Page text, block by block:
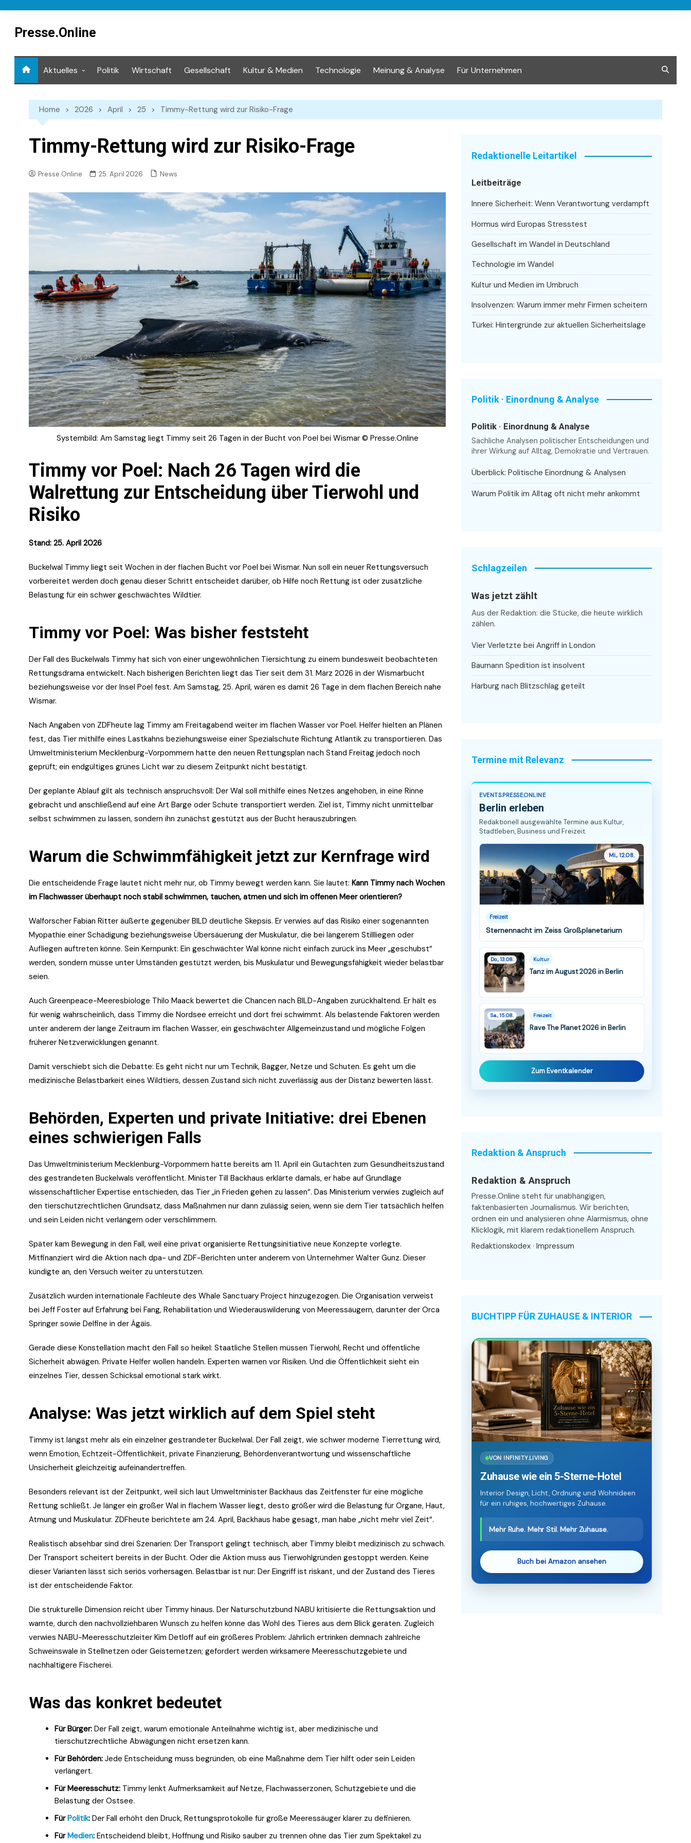
contentPresse.Online
Aktuelles Politik Wirtschaft Gesellschaft Kultur & Medien Technologie Meinung & Analyse Für Unternehmen
Home 2026 April 25 Timmy-Rettung wird zur Risiko-Frage
Timmy-Rettung wird zur Risiko-Frage
Presse.Online 25. April 2026 News
Systembild: Am Samstag liegt Timmy seit 26 Tagen in der Bucht von Poel bei Wismar © Presse.Online
Timmy vor Poel: Nach 26 Tagen wird die
Walrettung zur Entscheidung über Tierwohl und
Risiko
Stand: 25. April 2026
Buckelwal Timmy liegt seit Wochen in der flachen Bucht vor Poel bei Wismar. Nun soll ein neuer Rettungsversuch
vorbereitet werden doch genau dieser Schritt entscheidet darüber, ob Hilfe noch Rettung ist oder zusätzliche
Belastung für ein schwer geschwächtes Wildtier.
Timmy vor Poel: Was bisher feststeht
Der Fall des Buckelwals Timmy hat sich von einer ungewöhnlichen Tiersichtung zu einem bundesweit beobachteten
Rettungsdrama entwickelt. Nach bisherigen Berichten liegt das Tier seit dem 31. März 2026 in der Wismarbucht
beziehungsweise vor der Insel Poel fest. Am Samstag, 25. April, wären es damit 26 Tage in dem flachen Bereich nahe
Wismar.
Nach Angaben von ZDFheute lag Timmy am Freitagabend weiter im flachen Wasser vor Poel. Helfer hielten an Plänen
fest, das Tier mithilfe eines Lastkahns beziehungsweise einer Spezialschute Richtung Atlantik zu transportieren. Das
Umweltministerium Mecklenburg-Vorpommern hatte den neuen Rettungsplan nach Stand Freitag jedoch noch
geprüft; ein endgültiges grünes Licht war zu diesem Zeitpunkt nicht bestätigt.
Der geplante Ablauf gilt als technisch anspruchsvoll: Der Wal soll mithilfe eines Netzes angehoben, in eine Rinne
gebracht und anschließend auf eine Art Barge oder Schute transportiert werden. Ziel ist, Timmy nicht unmittelbar
selbst schwimmen zu lassen, sondern ihn zunächst gestützt aus der Bucht herauszubringen.
Warum die Schwimmfähigkeit jetzt zur Kernfrage wird
Die entscheidende Frage lautet nicht mehr nur, ob Timmy bewegt werden kann. Sie lautet: Kann Timmy nach Wochen
im Flachwasser überhaupt noch stabil schwimmen, tauchen, atmen und sich im offenen Meer orientieren?
Walforscher Fabian Ritter äußerte gegenüber BILD deutliche Skepsis. Er verwies auf das Risiko einer sogenannten
Myopathie einer Schädigung beziehungsweise Übersäuerung der Muskulatur, die bei längerem Stillliegen oder
Aufliegen auftreten könne. Sein Kernpunkt: Ein geschwächter Wal könne nicht einfach zurück ins Meer „geschubst“
werden, sondern müsse unter Umständen gestützt werden, bis Muskulatur und Bewegungsfähigkeit wieder belastbar
seien.
Auch Greenpeace-Meeresbiologe Thilo Maack bewertet die Chancen nach BILD-Angaben zurückhaltend. Er hält es
für wenig wahrscheinlich, dass Timmy die Nordsee erreicht und dort frei schwimmt. Als belastende Faktoren werden
unter anderem der lange Zeitraum im flachen Wasser, ein geschwächter Allgemeinzustand und mögliche Folgen
früherer Netzverwicklungen genannt.
Damit verschiebt sich die Debatte: Es geht nicht nur um Technik, Bagger, Netze und Schuten. Es geht um die
medizinische Belastbarkeit eines Wildtiers, dessen Zustand sich nicht zuverlässig aus der Distanz bewerten lässt.
Behörden, Experten und private Initiative: drei Ebenen
eines schwierigen Falls
Das Umweltministerium Mecklenburg-Vorpommern hatte bereits am 11. April ein Gutachten zum Gesundheitszustand
des gestrandeten Buckelwals veröffentlicht. Minister Till Backhaus erklärte damals, er habe auf Grundlage
wissenschaftlicher Expertise entschieden, das Tier „in Frieden gehen zu lassen“. Das Ministerium verwies zugleich auf
den tierschutzrechtlichen Grundsatz, dass Maßnahmen nur dann zulässig seien, wenn sie dem Tier tatsächlich helfen
und sein Leiden nicht verlängern oder verschlimmern.
Später kam Bewegung in den Fall, weil eine privat organisierte Rettungsinitiative neue Konzepte vorlegte.
Mitfinanziert wird die Aktion nach dpa- und ZDF-Berichten unter anderem von Unternehmer Walter Gunz. Dieser
kündigte an, den Versuch weiter zu unterstützen.
Zusätzlich wurden internationale Fachleute des Whale Sanctuary Project hinzugezogen. Die Organisation verweist
bei Jeff Foster auf Erfahrung bei Fang, Rehabilitation und Wiederauswilderung von Meeressäugern, darunter der Orca
Springer sowie Delfine in der Ägäis.
Gerade diese Konstellation macht den Fall so heikel: Staatliche Stellen müssen Tierwohl, Recht und öffentliche
Sicherheit abwägen. Private Helfer wollen handeln. Experten warnen vor Risiken. Und die Öffentlichkeit sieht ein
einzelnes Tier, dessen Schicksal emotional stark wirkt.
Analyse: Was jetzt wirklich auf dem Spiel steht
Timmy ist längst mehr als ein einzelner gestrandeter Buckelwal. Der Fall zeigt, wie schwer moderne Tierrettung wird,
wenn Emotion, Echtzeit-Öffentlichkeit, private Finanzierung, Behördenverantwortung und wissenschaftliche
Unsicherheit gleichzeitig aufeinandertreffen.
Besonders relevant ist der Zeitpunkt, weil sich laut Umweltminister Backhaus das Zeitfenster für eine mögliche
Rettung schließt. Je länger ein großer Wal in flachem Wasser liegt, desto größer wird die Belastung für Organe, Haut,
Atmung und Muskulatur. ZDFheute berichtete am 24. April, Backhaus habe gesagt, man habe „nicht mehr viel Zeit“.
Realistisch absehbar sind drei Szenarien: Der Transport gelingt technisch, aber Timmy bleibt medizinisch zu schwach.
Der Transport scheitert bereits in der Bucht. Oder die Aktion muss aus Tierwohlgründen gestoppt werden. Keine
dieser Varianten lässt sich seriös vorhersagen. Belastbar ist nur: Der Eingriff ist riskant, und der Zustand des Tieres
ist der entscheidende Faktor.
Die strukturelle Dimension reicht über Timmy hinaus. Der Naturschutzbund NABU kritisierte die Rettungsaktion und
warnte, durch den nachvollziehbaren Wunsch zu helfen könne das Wohl des Tieres aus dem Blick geraten. Zugleich
verwies NABU-Meeresschutzleiter Kim Detloff auf ein größeres Problem: Jährlich ertrinken demnach zahlreiche
Schweinswale in Stellnetzen oder Geisternetzen; gefordert werden wirksamere Meeresschutzgebiete und
nachhaltigere Fischerei.
Was das konkret bedeutet
Für Bürger: Der Fall zeigt, warum emotionale Anteilnahme wichtig ist, aber medizinische und
tierschutzrechtliche Abwägungen nicht ersetzen kann.
Für Behörden: Jede Entscheidung muss begründen, ob eine Maßnahme dem Tier hilft oder sein Leiden
verlängert.
Für Meeresschutz: Timmy lenkt Aufmerksamkeit auf Netze, Flachwasserzonen, Schutzgebiete und die
Belastung der Ostsee.
FürPolitik: Der Fall erhöht den Druck, Rettungsprotokolle für große Meeressäuger klarer zu definieren.
FürMedien: Entscheidend bleibt, Hoffnung und Risiko sauber zu trennen ohne das Tier zum Spektakel zu
Redaktionelle Leitartikel
Leitbeiträge
Innere Sicherheit: Wenn Verantwortung verdampft
Hormus wird Europas Stresstest
Gesellschaft im Wandel in Deutschland
Technologie im Wandel
Kultur und Medien im Umbruch
Insolvenzen: Warum immer mehr Firmen scheitern
Türkei: Hintergründe zur aktuellen Sicherheitslage
Politik · Einordnung & Analyse
Politik · Einordnung & Analyse
Sachliche Analysen politischer Entscheidungen und
ihrer Wirkung auf Alltag, Demokratie und Vertrauen.
Überblick: Politische Einordnung & Analysen
Warum Politik im Alltag oft nicht mehr ankommt
Schlagzeilen
Was jetzt zählt
Aus der Redaktion: die Stücke, die heute wirklich
zählen.
Vier Verletzte bei Angriff in London
Baumann Spedition ist insolvent
Harburg nach Blitzschlag geteilt
Termine mit Relevanz
EVENTS.PRESSE.ONLINE
Berlin erleben
Redaktionell ausgewählte Termine aus Kultur,
Stadtleben, Business und Freizeit.
Mi., 12.08.
Freizeit
Sternennacht im Zeiss Großplanetarium
Do., 13.08. Kultur
Tanz im August 2026 in Berlin
Sa., 15.08. Freizeit
Rave The Planet 2026 in Berlin
Zum Eventkalender
Redaktion & Anspruch
Redaktion & Anspruch
Presse.Online steht für unabhängigen,
faktenbasierten Journalismus. Wir berichten,
ordnen ein und analysieren ohne Alarmismus, ohne
Klicklogik, mit klarem redaktionellem Anspruch.
Redaktionskodex · Impressum
BUCHTIPP FÜR ZUHAUSE & INTERIOR
VON INFINITY.LIVING
Zuhause wie ein 5-Sterne-Hotel
Interior Design, Licht, Ordnung und Wohnideen
für ein ruhiges, hochwertiges Zuhause.
Mehr Ruhe. Mehr Stil. Mehr Zuhause.
Buch bei Amazon ansehen